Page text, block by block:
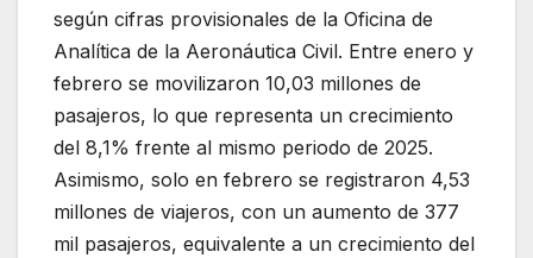
según cifras provisionales de la Oficina de
Analítica de la Aeronáutica Civil. Entre enero y
febrero se movilizaron 10,03 millones de
pasajeros, lo que representa un crecimiento
del 8,1% frente al mismo periodo de 2025.
Asimismo, solo en febrero se registraron 4,53
millones de viajeros, con un aumento de 377
mil pasajeros, equivalente a un crecimiento del